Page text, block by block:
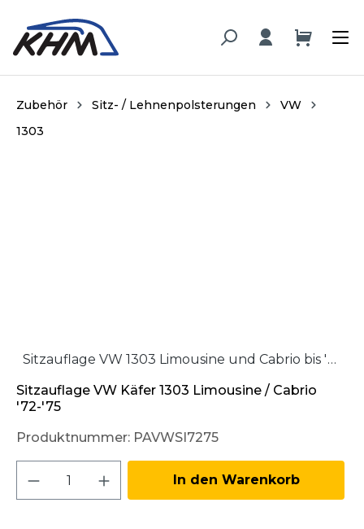
springen
Zubehör Sitz- / Lehnenpolsterungen
VW
1303
Sitzauflage VW 1303 Limousine und Cabrio bis '75 / Seat cushion Sedan and Cabrio bis '75
Sitzauflage VW Käfer 1303 Limousine / Cabrio
'72-'75
Produktnummer: PAVWSI7275
Produkt Anzahl: Gib den
In den Warenkorb